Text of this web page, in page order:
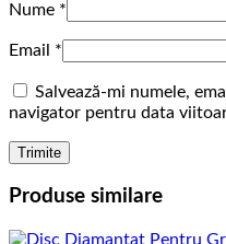
Nume *
Email *
Salvează-mi numele,
navigator pentru data
Produse similare